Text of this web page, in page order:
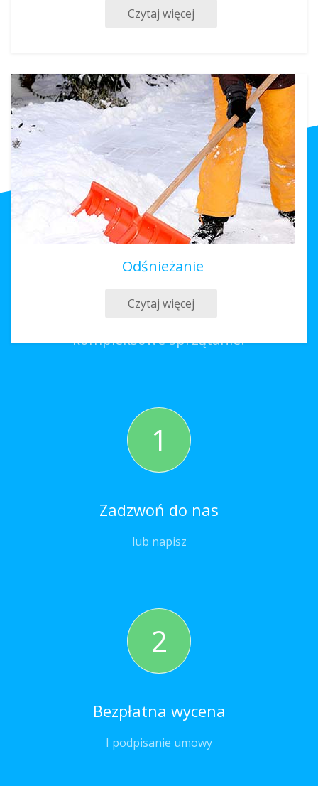
Czytaj więcej
Odśnieżanie
Czytaj więcej
kompleksowe sprzątanie?
1
Zadzwoń do nas
lub napisz
2
Bezpłatna wycena
I podpisanie umowy